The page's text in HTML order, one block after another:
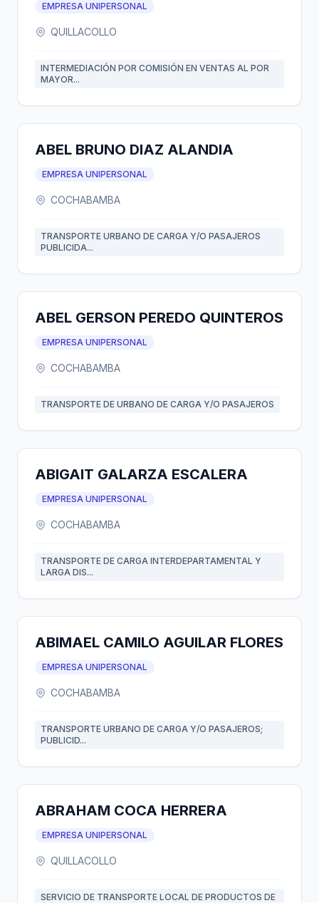
EMPRESA UNIPERSONAL
QUILLACOLLO
INTERMEDIACIÓN POR COMISIÓN EN VENTAS AL POR
MAYOR...
ABEL BRUNO DIAZ ALANDIA
EMPRESA UNIPERSONAL
COCHABAMBA
TRANSPORTE URBANO DE CARGA Y/O PASAJEROS
PUBLICIDA...
ABEL GERSON PEREDO QUINTEROS
EMPRESA UNIPERSONAL
COCHABAMBA
TRANSPORTE DE URBANO DE CARGA Y/O PASAJEROS
ABIGAIT GALARZA ESCALERA
EMPRESA UNIPERSONAL
COCHABAMBA
TRANSPORTE DE CARGA INTERDEPARTAMENTAL Y
LARGA DIS...
ABIMAEL CAMILO AGUILAR FLORES
EMPRESA UNIPERSONAL
COCHABAMBA
TRANSPORTE URBANO DE CARGA Y/O PASAJEROS;
PUBLICID...
ABRAHAM COCA HERRERA
EMPRESA UNIPERSONAL
QUILLACOLLO
SERVICIO DE TRANSPORTE LOCAL DE PRODUCTOS DE